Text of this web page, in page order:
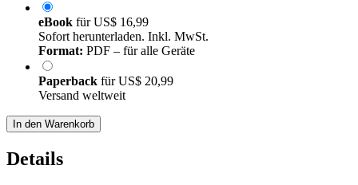
eBook fürUS$ 16,99
Sofort herunterladen. Inkl. MwSt.
Format: PDF – für alle Geräte
Paperback fürUS$ 20,99
Versand weltweit
In den Warenkorb
Details